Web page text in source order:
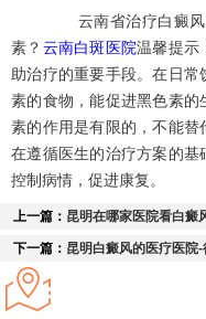
云南省治疗白癜风
素？ 云南白斑医院温馨提示
助治疗的重要手段。在日
素的食物，能促进黑色素
素的作用是有限的，不能替
在遵循医生的治疗方案的
控制病情，促进康复。
上一篇： 昆明在哪家医院看白癜
下一篇： 昆明白癜风的医疗医院